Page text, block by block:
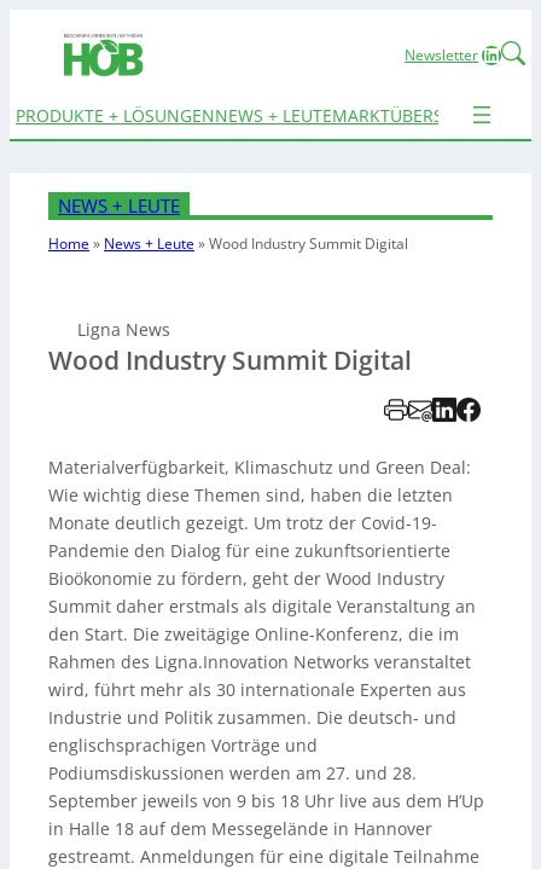
Newsletter
PRODUKTE + LÖSUNGENNEWS + LEUTEMARKTÜBERSICHTEN
NEWS + LEUTE
Home» News + Leute»Wood Industry Summit Digital
Ligna News
Wood Industry Summit Digital
Materialverfügbarkeit, Klimaschutz und Green Deal:
Wie wichtig diese Themen sind, haben die letzten
Monate deutlich gezeigt. Um trotz der Covid-19-
Pandemie den Dialog für eine zukunftsorientierte
Bioökonomie zu fördern, geht der Wood Industry
Summit daher erstmals als digitale Veranstaltung an
den Start. Die zweitägige Online-Konferenz, die im
Rahmen des Ligna.Innovation Networks veranstaltet
wird, führt mehr als 30 internationale Experten aus
Industrie und Politik zusammen. Die deutsch- und
englischsprachigen Vorträge und
Podiumsdiskussionen werden am 27. und 28.
September jeweils von 9 bis 18 Uhr live aus dem H’Up
in Halle 18 auf dem Messegelände in Hannover
gestreamt. Anmeldungen für eine digitale Teilnahme